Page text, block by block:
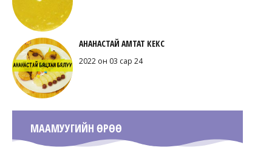
АНАНАСТАЙ АМТАТ КЕКС
2022 он 03 сар 24
МААМУУГИЙН ӨРӨӨ